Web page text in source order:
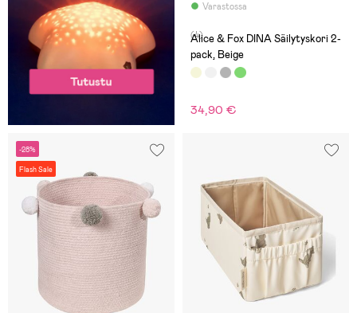
Varastossa
(4)
Alice & Fox DINA Säilytyskori 2-
pack, Beige
34,90 €
-28%
Flash Sale